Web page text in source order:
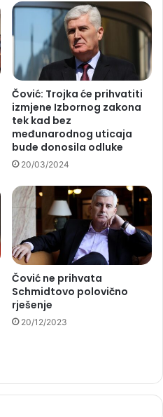
Čović: Trojka će prihvatiti
izmjene Izbornog zakona
tek kad bez
međunarodnog uticaja
bude donosila odluke
20/03/2024
Čović ne prihvata
Schmidtovo polovično
rješenje
20/12/2023